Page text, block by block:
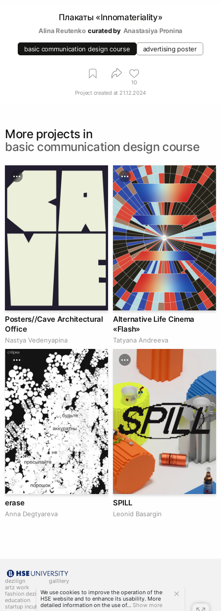
Плакаты «Innomateriality»
Alina Reutenko curated by Anastasiya Pronina
basic communication design course advertising poster
10
Project created at 21.12.2024
More projects in
basic communication design course
Posters//Cave Architectural
Office
Nastya Vedenyapina
Alternative Life Cinema
«Flash»
Tatyana Andreeva
erase
Anna Degtyareva
SPILL
Leonid Basargin
deziiign
artz work
fashion deziiign
education
startup incubator
gallllery
kiiids.art
We use cookies to improve the operation of the
HSE website and to enhance its usability. More
detailed information on the use of... Show more